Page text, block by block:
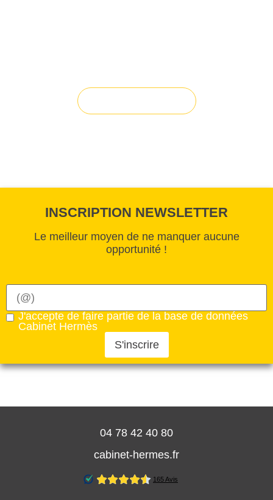
INSCRIPTION NEWSLETTER
Le meilleur moyen de ne manquer aucune
opportunité !
J'accepte de faire partie de la base de données
Cabinet Hermès
S'inscrire
04 78 42 40 80
cabinet-hermes.fr